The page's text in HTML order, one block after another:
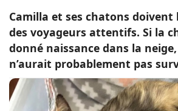
Tops
Sauvetages
Camilla et ses chatons doivent
des voyageurs attentifs. Si la
donné naissance dans la
n’aurait probablement pas